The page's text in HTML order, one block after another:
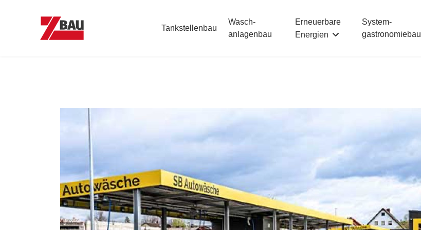
Tank­­stellenbau
Wasch­
anlagenbau
Erneuerbare
Energien
System­
gastronomiebau